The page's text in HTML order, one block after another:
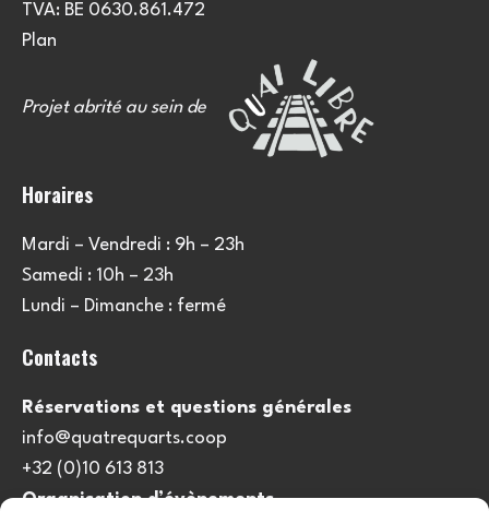
TVA: BE 0630.861.472
Plan
Projet abrité au sein de
Horaires
Mardi – Vendredi : 9h – 23h
Samedi : 10h – 23h
Lundi – Dimanche : fermé
Contacts
Réservations et questions générales
info@quatrequarts.coop
+32 (0)10 613 813
Organisation d’évènements